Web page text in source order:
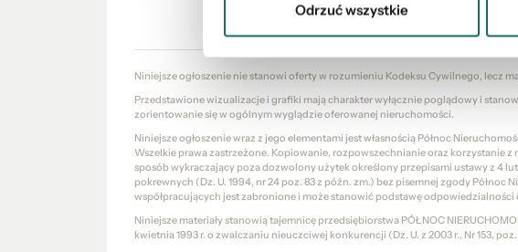
Odrzuć wszystkie
Niniejsze ogłoszenie nie stanowi oferty w rozumieniu Kodeksu Cywilnego, lecz
Przedstawione wizualizacje i grafiki mają charakter wyłącznie poglądowy i
zorientowanie się w ogólnym wyglądzie oferowanej nieruchomości.
Niniejsze ogłoszenie wraz z jego elementami jest własnością Północ
Wszelkie prawa zastrzeżone. Kopiowanie, rozpowszechnianie oraz korzystanie
sposób wykraczający poza dozwolony użytek określony przepisami ustawy z 4
pokrewnych (Dz. U. 1994, nr 24 poz. 83 z późn. zm.) bez pisemnej zgody Północ
współpracujących jest zabronione i może stanowić podstawę odpowiedzialności
Niniejsze materiały stanowią tajemnicę przedsiębiorstwa PÓŁNOC
kwietnia 1993 r. o zwalczaniu nieuczciwej konkurencji (Dz. U. z 2003 r., Nr 153, poz.